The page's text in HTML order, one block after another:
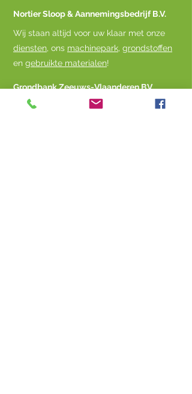
Nortier Sloop & Aannemingsbedrijf B.V.
Wij staan altijd voor uw klaar met onze
diensten, ons machinepark, grondstoffen
en gebruikte materialen!
Grondbank Zeeuws-Vlaanderen BV.
Ons dochterbedrijf is gespecialiseerd in